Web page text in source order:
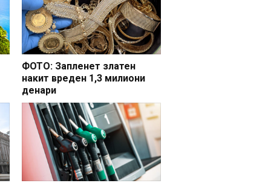
ФОТО: Запленет златен
накит вреден 1,3 милиони
денари